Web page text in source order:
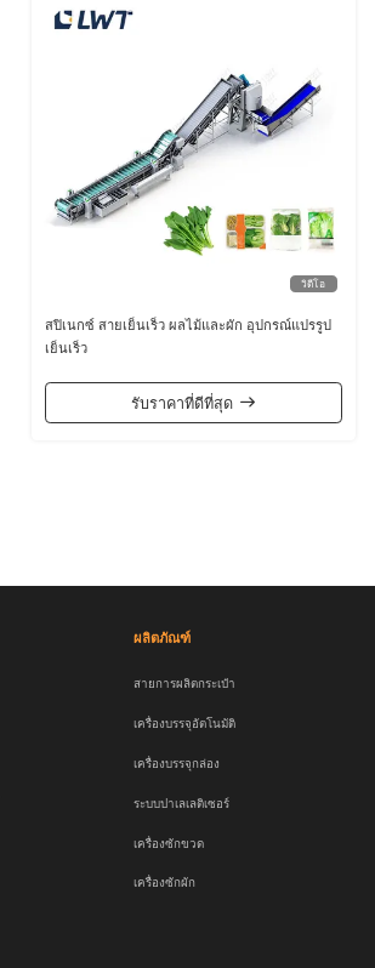
วิดีโอ
สปิเนกซ์ สายเย็นเร็ว ผลไม้และผัก อุปกรณ์แปรรูป
เย็นเร็ว
รับราคาที่ดีที่สุด
ผลิตภัณฑ์
สายการผลิตกระเป๋า
เครื่องบรรจุอัตโนมัติ
เครื่องบรรจุกล่อง
ระบบปาเลเลติเซอร์
เครื่องซักขวด
เครื่องซักผัก